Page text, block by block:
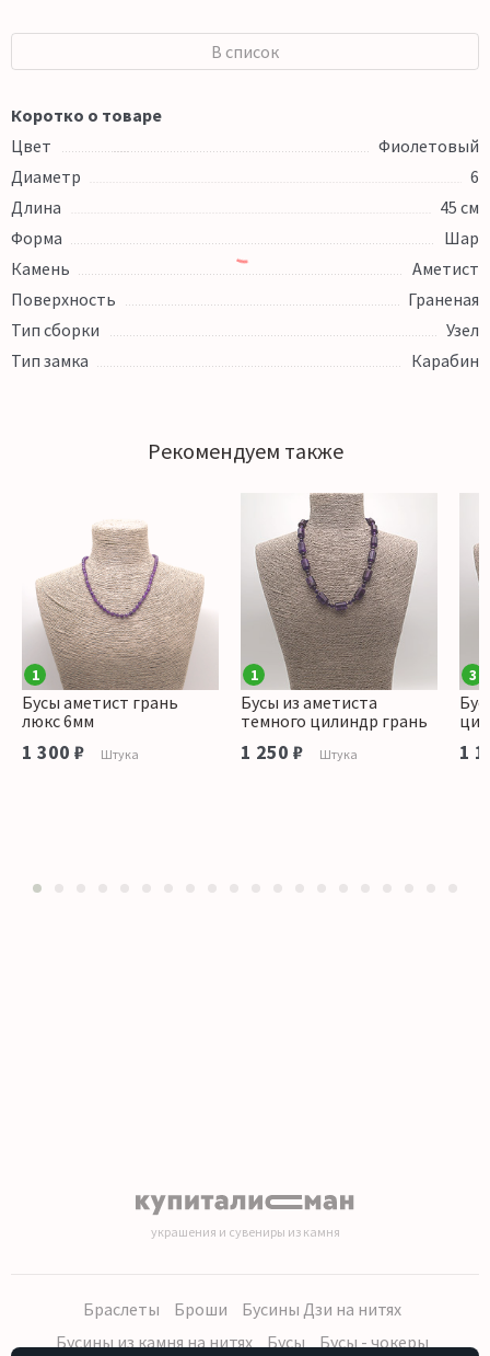
В список
Коротко о товаре
Цвет
Фиолетовый
Диаметр
6
Длина
45 см
Форма
Шар
Камень
Аметист
Поверхность
Граненая
Тип сборки
Узел
Тип замка
Карабин
Рекомендуем также
1
Бусы аметист грань
люкс 6мм
1 300 ₽ Штука
1
Бусы из аметиста
темного цилиндр грань
1 250 ₽ Штука
3
1
украшения и сувениры из камня
Браслеты Броши
Бусины Дзи на нитях
Бусины из камня на нитях
Бусы Бусы - чокеры